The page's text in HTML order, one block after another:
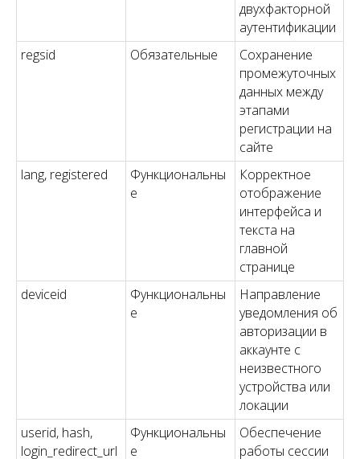
двухфакторной
аутентификации
regsid
Обязательные
Сохранение
промежуточных
данных между
этапами
регистрации на
сайте
lang, registered
Функциональны
е
Корректное
отображение
интерфейса и
текста на
главной
странице
deviceid
Функциональны
е
Направление
уведомления об
авторизации в
аккаунте с
неизвестного
устройства или
локации
userid, hash,
login_redirect_url
Функциональны
е
Обеспечение
работы сессии